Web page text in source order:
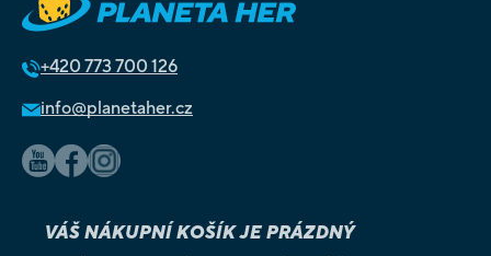
+420 773 700 126
info@planetaher.cz
VÁŠ NÁKUPNÍ KOŠÍK JE PRÁZDNÝ